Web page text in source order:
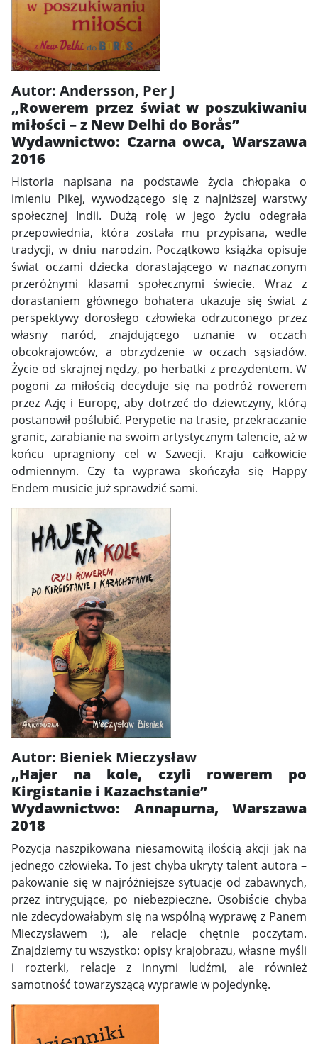
Autor: Andersson, Per J
„Rowerem przez świat w poszukiwaniu
miłości – z New Delhi do Borås”
Wydawnictwo: Czarna owca, Warszawa
2016
Historia napisana na podstawie życia chłopaka o
imieniu Pikej, wywodzącego się z najniższej warstwy
społecznej Indii. Dużą rolę w jego życiu odegrała
przepowiednia, która została mu przypisana, wedle
tradycji, w dniu narodzin. Początkowo książka opisuje
świat oczami dziecka dorastającego w naznaczonym
przeróżnymi klasami społecznymi świecie. Wraz z
dorastaniem głównego bohatera ukazuje się świat z
perspektywy dorosłego człowieka odrzuconego przez
własny naród, znajdującego uznanie w oczach
obcokrajowców, a obrzydzenie w oczach sąsiadów.
Życie od skrajnej nędzy, po herbatki z prezydentem. W
pogoni za miłością decyduje się na podróż rowerem
przez Azję i Europę, aby dotrzeć do dziewczyny, którą
postanowił poślubić. Perypetie na trasie, przekraczanie
granic, zarabianie na swoim artystycznym talencie, aż w
końcu upragniony cel w Szwecji. Kraju całkowicie
odmiennym. Czy ta wyprawa skończyła się Happy
Endem musicie już sprawdzić sami.
Autor: Bieniek Mieczysław
„Hajer na kole, czyli rowerem po
Kirgistanie i Kazachstanie”
Wydawnictwo: Annapurna, Warszawa
2018
Pozycja naszpikowana niesamowitą ilością akcji jak na
jednego człowieka. To jest chyba ukryty talent autora –
pakowanie się w najróżniejsze sytuacje od zabawnych,
przez intrygujące, po niebezpieczne. Osobiście chyba
nie zdecydowałabym się na wspólną wyprawę z Panem
Mieczysławem :), ale relacje chętnie poczytam.
Znajdziemy tu wszystko: opisy krajobrazu, własne myśli
i rozterki, relacje z innymi ludźmi, ale również
samotność towarzyszącą wyprawie w pojedynkę.